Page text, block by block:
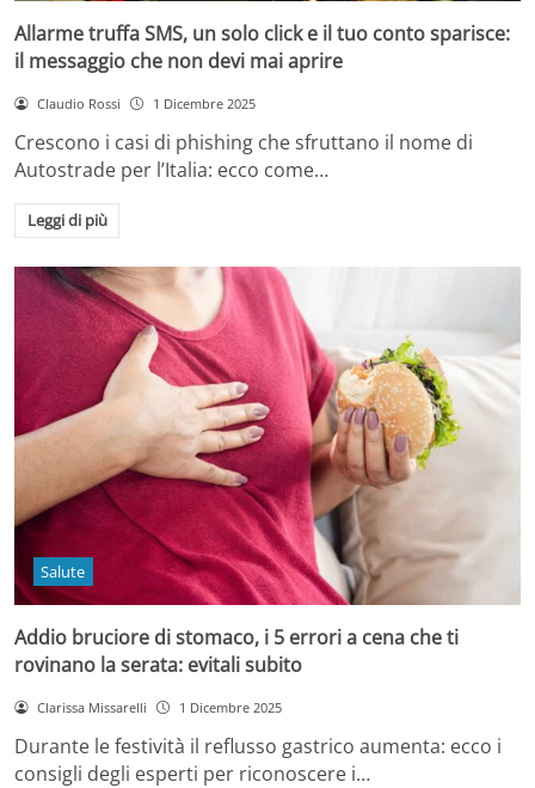
Allarme truffa SMS, un solo click e il tuo conto sparisce:
il messaggio che non devi mai aprire
Claudio Rossi 1 Dicembre 2025
Crescono i casi di phishing che sfruttano il nome di
Autostrade per l’Italia: ecco come…
Leggi di più
Salute
Addio bruciore di stomaco, i 5 errori a cena che ti
rovinano la serata: evitali subito
Clarissa Missarelli 1 Dicembre 2025
Durante le festività il reflusso gastrico aumenta: ecco i
consigli degli esperti per riconoscere i…